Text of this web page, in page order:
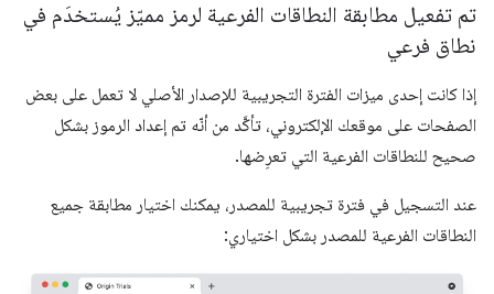
تم تفعيل مطابقة النطاقات الفرعية لرمز مميّز يُستخدَم في
نطاق فرعي
إذا كانت إحدى ميزات الفترة التجريبية للإصدار الأصلي لا تعمل على بعض
الصفحات على موقعك الإلكتروني، تأكَّد من أنّه تم إعداد الرموز بشكل
صحيح للنطاقات الفرعية التي تعرِضها.
عند التسجيل في فترة تجريبية للمصدر، يمكنك اختيار مطابقة جميع
النطاقات الفرعية للمصدر بشكل اختياري: